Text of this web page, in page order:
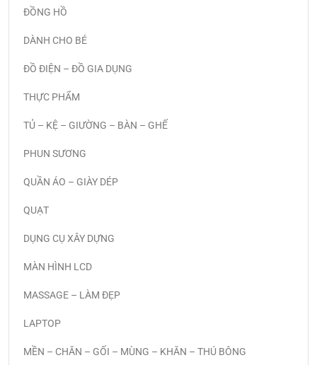
ĐỒNG HỒ
DÀNH CHO BÉ
ĐỒ ĐIỆN – ĐỒ GIA DỤNG
THỰC PHẨM
TỦ – KỆ – GIƯỜNG – BÀN – GHẾ
PHUN SƯƠNG
QUẦN ÁO – GIÀY DÉP
QUẠT
DỤNG CỤ XÂY DỰNG
MÀN HÌNH LCD
MASSAGE – LÀM ĐẸP
LAPTOP
MỀN – CHĂN – GỐI – MÙNG – KHĂN – THÚ BÔNG